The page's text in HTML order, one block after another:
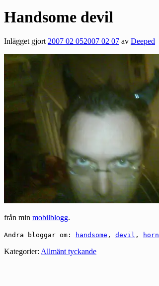
Handsome devil
Inlägget gjort2007 02 052007 02 07 av Deeped
från min mobilblogg.
Andra bloggar om: handsome , devil , horn
Kategorier: Allmänt tyckande